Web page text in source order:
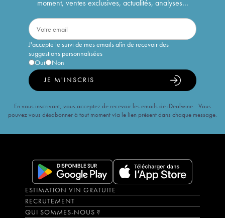
moment, ventes exclusives, actualités, analyses...
J'accepte le suivi de mes emails afin de recevoir des
suggestions personnalisées
Oui
Non
JE M'INSCRIS
En vous inscrivant, vous acceptez de recevoir les emails de iDealwine. Vous
pouvez vous désabonner à tout moment via le lien présent dans chaque message.
ESTIMATION VIN GRATUITE
RECRUTEMENT
QUI SOMMES-NOUS ?